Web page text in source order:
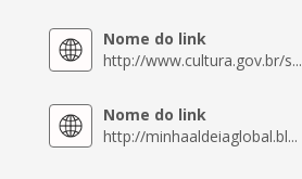
Nome do link
http://www.cultura.gov.br/s...
Nome do link
http://minhaaldeiaglobal.bl...